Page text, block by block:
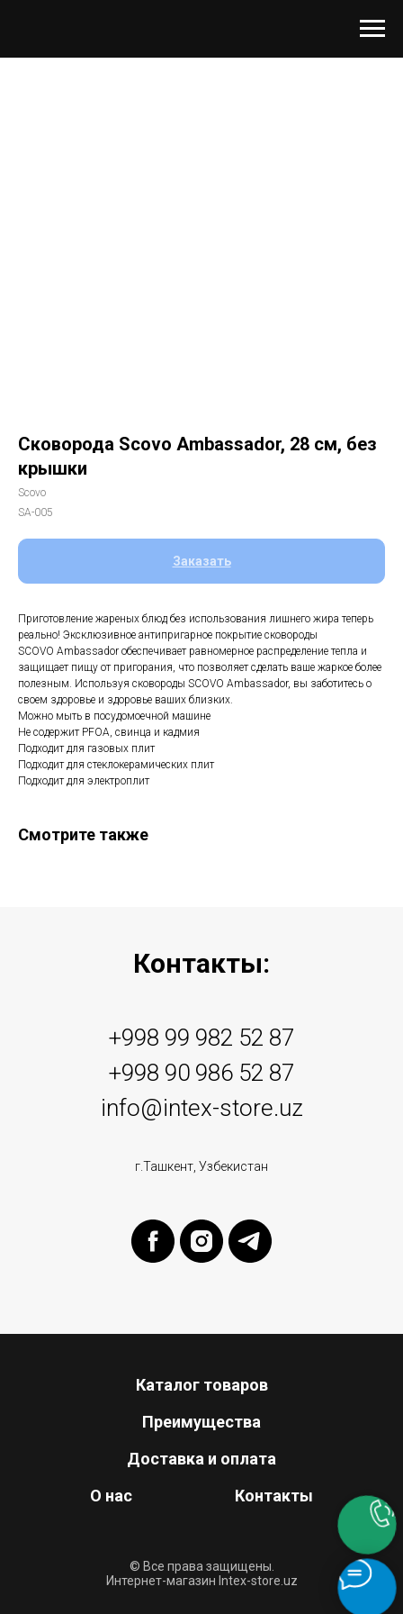
Сковорода Scovo Ambassador, 28 см, без
крышки
Scovo
SA-005
Заказать
Приготовление жареных блюд без использования лишнего жира теперь
реально! Эксклюзивное антипригарное покрытие сковороды
SCOVO Ambassador обеспечивает равномерное распределение тепла и
защищает пищу от пригорания, что позволяет сделать ваше жаркое более
полезным. Используя сковороды SCOVO Ambassador, вы заботитесь о
своем здоровье и здоровье ваших близких.
Можно мыть в посудомоечной машине
Не содержит PFOA, свинца и кадмия
Подходит для газовых плит
Подходит для стеклокерамических плит
Подходит для электроплит
Смотрите также
Контакты:
+998 99 982 52 87
+998 90 986 52 87
info@intex-store.uz
г.Ташкент, Узбекистан
Каталог товаров
Преимущества
Доставка и оплата
О нас
Контакты
© Все права защищены.
Интернет-магазин Intex-store.uz